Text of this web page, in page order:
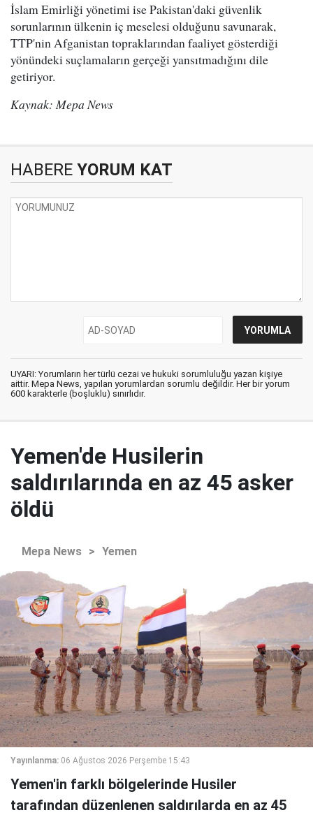
İslam Emirliği yönetimi ise Pakistan'daki güvenlik
sorunlarının ülkenin iç meselesi olduğunu savunarak,
TTP'nin Afganistan topraklarından faaliyet gösterdiği
yönündeki suçlamaların gerçeği yansıtmadığını dile
getiriyor.
Kaynak: Mepa News
HABERE YORUM KAT
UYARI: Yorumların her türlü cezai ve hukuki sorumluluğu yazan kişiye
aittir. Mepa News, yapılan yorumlardan sorumlu değildir. Her bir yorum
600 karakterle (boşluklu) sınırlıdır.
Yemen'de Husilerin
saldırılarında en az 45 asker
öldü
Mepa News > Yemen
Yayınlanma: 06 Ağustos 2026 Perşembe 15:43
Yemen'in farklı bölgelerinde Husiler
tarafından düzenlenen saldırılarda en az 45